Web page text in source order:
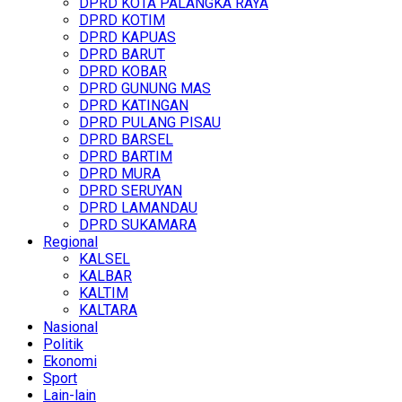
DPRD KOTA PALANGKA RAYA
DPRD KOTIM
DPRD KAPUAS
DPRD BARUT
DPRD KOBAR
DPRD GUNUNG MAS
DPRD KATINGAN
DPRD PULANG PISAU
DPRD BARSEL
DPRD BARTIM
DPRD MURA
DPRD SERUYAN
DPRD LAMANDAU
DPRD SUKAMARA
Regional
KALSEL
KALBAR
KALTIM
KALTARA
Nasional
Politik
Ekonomi
Sport
Lain-lain